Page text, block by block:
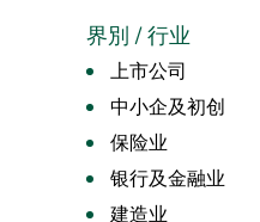
界別 / 行业
上市公司
中小企及初创
保险业
银行及金融业
建造业